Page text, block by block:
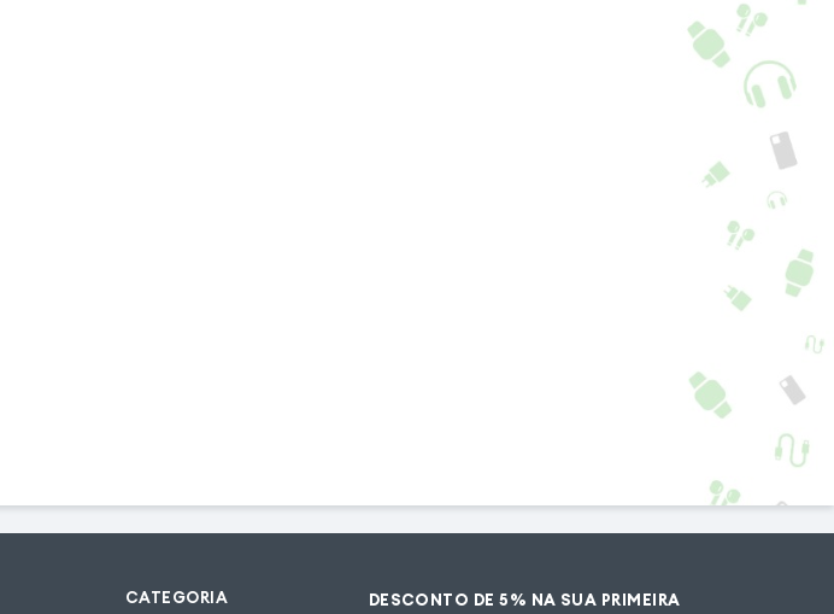
CATEGORIA
DESCONTO DE 5% NA SUA PRIMEIRA